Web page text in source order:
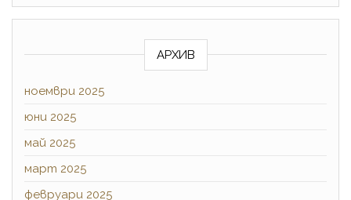
АРХИВ
ноември 2025
юни 2025
май 2025
март 2025
февруари 2025